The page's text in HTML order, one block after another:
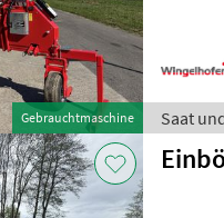
Gebrauchtmaschine Saat